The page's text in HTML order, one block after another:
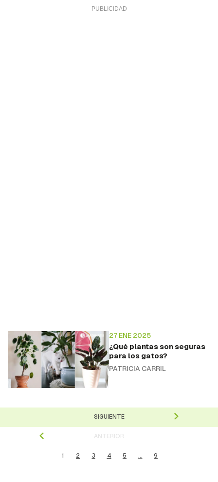
27 ENE 2025
¿Qué plantas son seguras
para los gatos?
PATRICIA CARRIL
ANTERIOR
1 2 3 4 5 ... 9
SIGUIENTE